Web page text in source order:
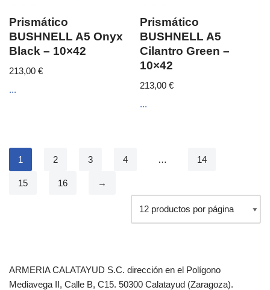
Prismático
BUSHNELL A5 Onyx
Black – 10×42
213,00 €
...
Prismático
BUSHNELL A5
Cilantro Green –
10×42
213,00€
...
1 2 3 4 … 14
15 16 →
ARMERIA CALATAYUD S.C. dirección en el Polígono
Mediavega II, Calle B, C15. 50300 Calatayud (Zaragoza).